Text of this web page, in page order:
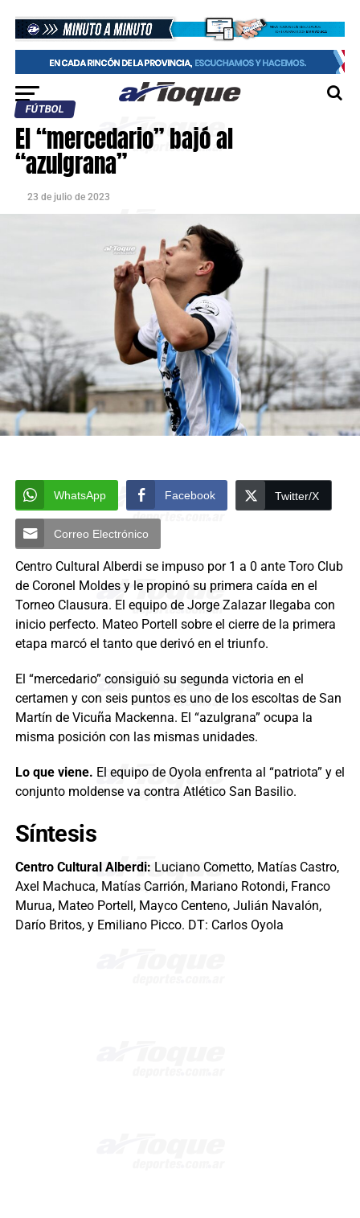
FÚTBOL
El “mercedario” bajó al
“azulgrana”
23 de julio de 2023
WhatsApp Facebook Twitter/X
Correo Electrónico
Centro Cultural Alberdi se impuso por 1 a 0 ante Toro Club
de Coronel Moldes y le propinó su primera caída en el
Torneo Clausura. El equipo de Jorge Zalazar llegaba con
inicio perfecto. Mateo Portell sobre el cierre de la primera
etapa marcó el tanto que derivó en el triunfo.
El “mercedario” consiguió su segunda victoria en el
certamen y con seis puntos es uno de los escoltas de San
Martín de Vicuña Mackenna. El “azulgrana” ocupa la
misma posición con las mismas unidades.
Lo que viene. El equipo de Oyola enfrenta al “patriota” y el
conjunto moldense va contra Atlético San Basilio.
Síntesis
Centro Cultural Alberdi: Luciano Cometto, Matías Castro,
Axel Machuca, Matías Carrión, Mariano Rotondi, Franco
Murua, Mateo Portell, Mayco Centeno, Julián Navalón,
Darío Britos, y Emiliano Picco. DT: Carlos Oyola